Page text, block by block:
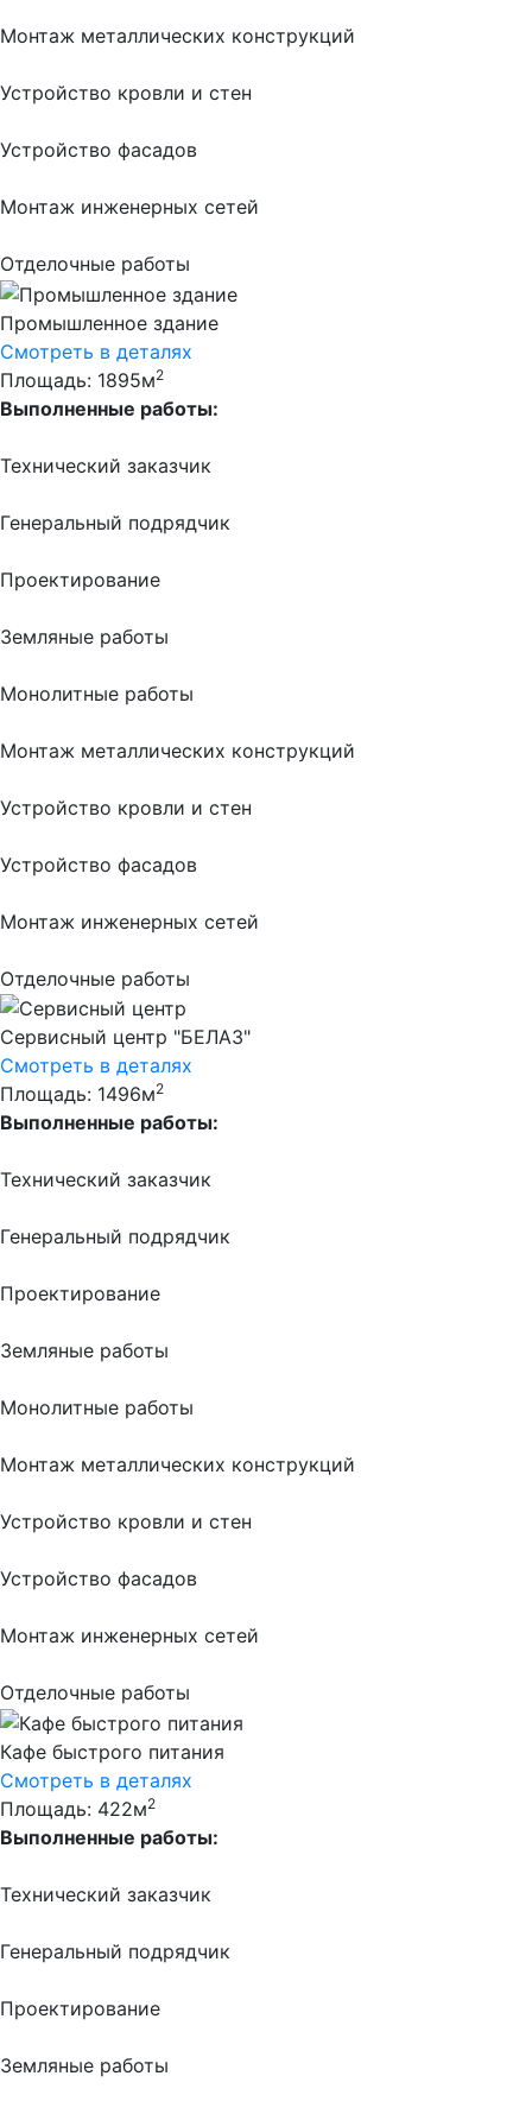
Монтаж металлических конструкций
Устройство кровли и стен
Устройство фасадов
Монтаж инженерных сетей
Отделочные работы
Промышленное здание
Смотреть в деталях
Площадь: 1895м2
Выполненные работы:
Технический заказчик
Генеральный подрядчик
Проектирование
Земляные работы
Монолитные работы
Монтаж металлических конструкций
Устройство кровли и стен
Устройство фасадов
Монтаж инженерных сетей
Отделочные работы
Сервисный центр "БЕЛАЗ"
Смотреть в деталях
Площадь: 1496м2
Выполненные работы:
Технический заказчик
Генеральный подрядчик
Проектирование
Земляные работы
Монолитные работы
Монтаж металлических конструкций
Устройство кровли и стен
Устройство фасадов
Монтаж инженерных сетей
Отделочные работы
Кафе быстрого питания
Смотреть в деталях
Площадь: 422м2
Выполненные работы:
Технический заказчик
Генеральный подрядчик
Проектирование
Земляные работы